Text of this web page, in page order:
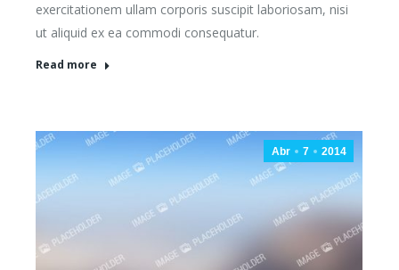
exercitationem ullam corporis suscipit laboriosam, nisi
ut aliquid ex ea commodi consequatur.
Read more
Abr 7 2014